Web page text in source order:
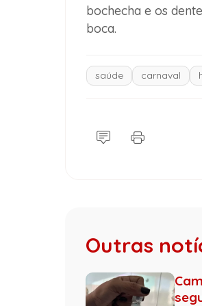
bochecha e os
boca.
saúde carnaval
Outras